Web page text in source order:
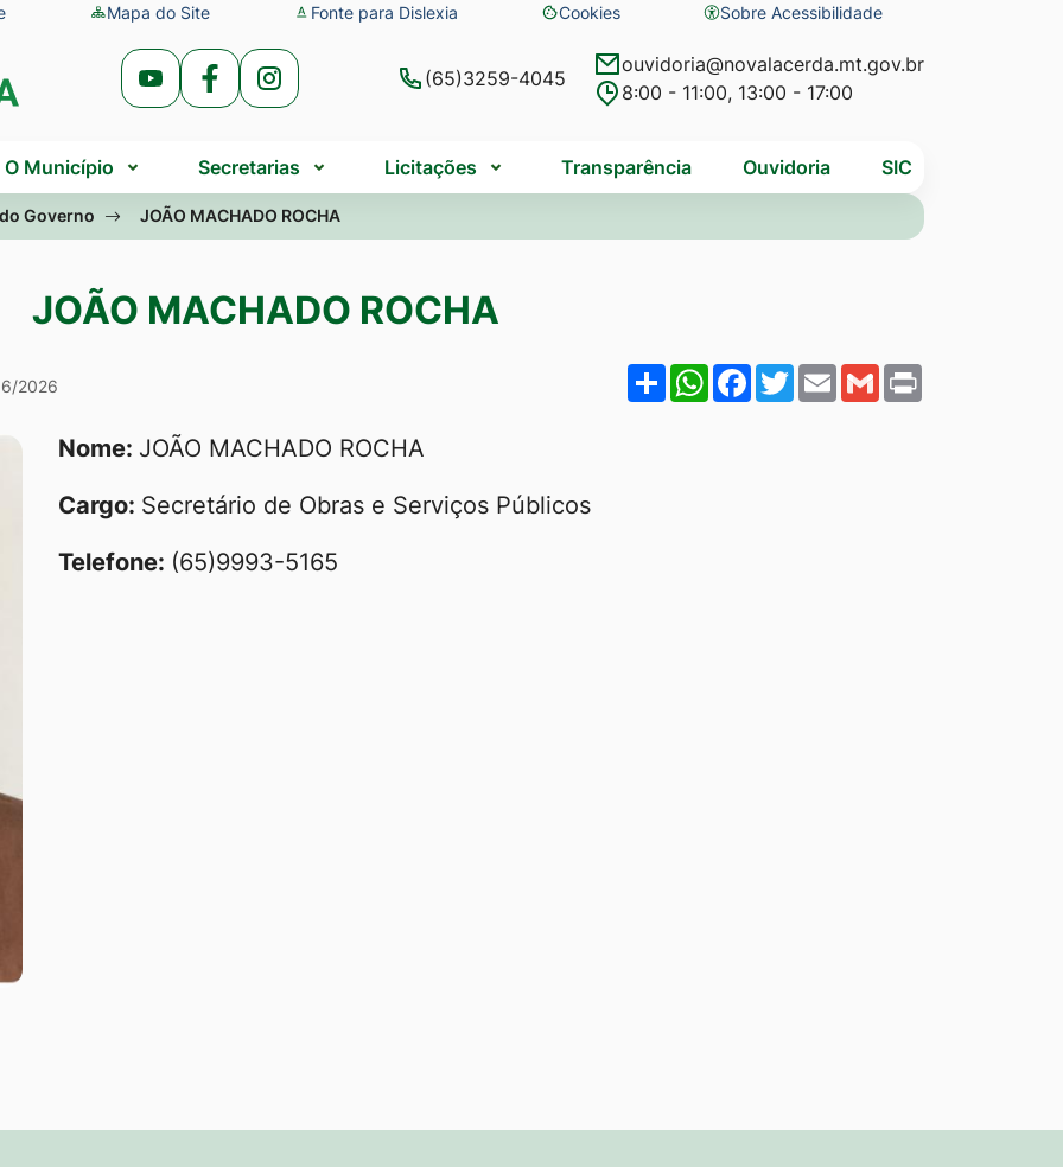
Mapa do Site Fonte para Dislexia Cookies
Abrir
preferências
de
Sobre Acessibilidade
Acessar
Rede
Social
Youtube
Acessar
Rede
Social
Facebook
Acessar
Rede
Social
Instagram
(65)3259-4045
ouvidoria@novalacerda.mt.gov.br
8:00 - 11:00, 13:00 - 17:00
O Município Secretarias Licitações Transparência Ouvidoria SIC
Governo JOÃO MACHADO ROCHA
JOÃO MACHADO ROCHA
MACHADO ROCHA
2026 ShareWhatsApp
Facebook
Twitter
EmailGmail
Nome: JOÃO MACHADO ROCHA
Cargo: Secretário de Obras e Serviços Públicos
Telefone: (65)9993-5165